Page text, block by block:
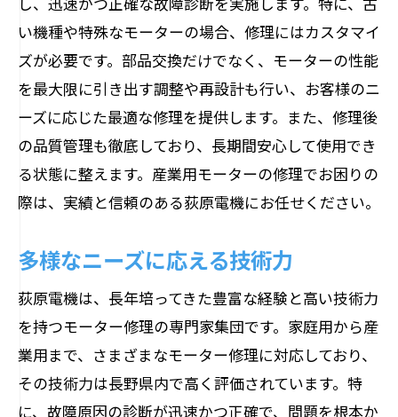
い機種や特殊なモーターの場合、修理にはカスタマイ
ズが必要です。部品交換だけでなく、モーターの性能
を最大限に引き出す調整や再設計も行い、お客様のニ
ーズに応じた最適な修理を提供します。また、修理後
の品質管理も徹底しており、長期間安心して使用でき
る状態に整えます。産業用モーターの修理でお困りの
際は、実績と信頼のある荻原電機にお任せください。
多様なニーズに応える技術力
荻原電機は、長年培ってきた豊富な経験と高い技術力
を持つモーター修理の専門家集団です。家庭用から産
業用まで、さまざまなモーター修理に対応しており、
その技術力は長野県内で高く評価されています。特
に、故障原因の診断が迅速かつ正確で、問題を根本か